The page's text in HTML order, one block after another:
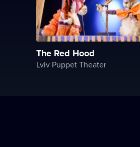
The Red Hood
Lviv Puppet Theater